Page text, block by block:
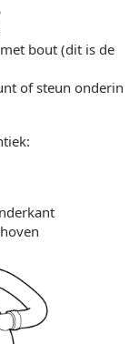
bout (dit is de
of steun onderin